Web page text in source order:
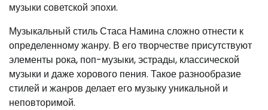
музыки советской эпохи.
Музыкальный стиль Стаса Намина сложно отнести к
определенному жанру. В его творчестве присутствуют
элементы рока, поп-музыки, эстрады, классической
музыки и даже хорового пения. Такое разнообразие
стилей и жанров делает его музыку уникальной и
неповторимой.